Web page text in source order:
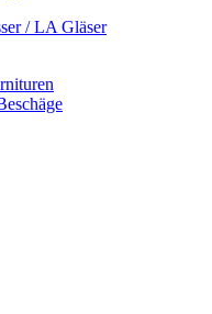
/ LA Gläser